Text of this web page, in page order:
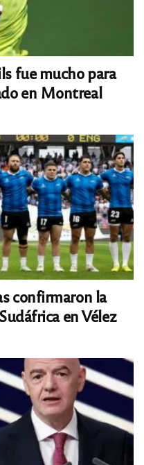
fue mucho para
en Montreal
confirmaron la
en Vélez